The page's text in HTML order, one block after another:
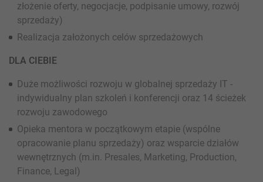
złożenie oferty, negocjacje, podpisanie umowy, rozwój
sprzedaży)
Realizacja założonych celów sprzedażowych
DLA CIEBIE
Duże możliwości rozwoju w globalnej sprzedaży IT -
indywidualny plan szkoleń i konferencji oraz 14 ścieżek
rozwoju zawodowego
Opieka mentora w początkowym etapie (wspólne
opracowanie planu sprzedaży) oraz wsparcie działów
wewnętrznych (m.in. Presales, Marketing, Production,
Finance, Legal)